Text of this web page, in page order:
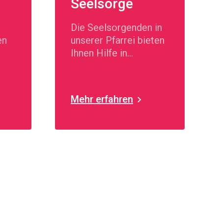
Seelsorge
Die Seelsorgenden in
unserer Pfarrei bieten
Ihnen Hilfe in
Mehr erfahren